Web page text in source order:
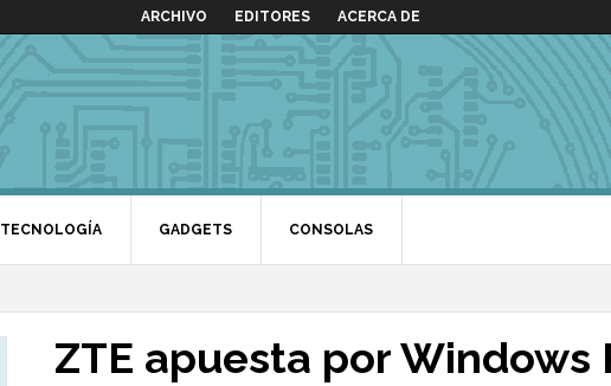
ARCHIVO EDITORES ACERCA DE
TECNOLOGÍA GADGETS CONSOLAS
ZTE apuesta por Windows